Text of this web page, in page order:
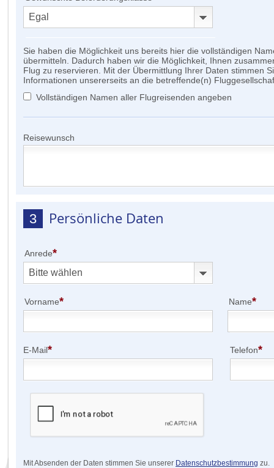
Sie haben die Möglichkeit uns bereits hier die vollständigen
übermitteln. Dadurch haben wir die Möglichkeit, Ihnen
Flug zu reservieren. Mit der Übermittlung Ihrer Daten stimmen
Informationen unsererseits an die betreffende(n)
Vollständigen Namen aller Flugreisenden angeben
Reisewunsch
3 Persönliche Daten
Anrede*
Vorname* Name*
E-Mail* Telefon*
Mit Absenden der Daten stimmen Sie unserer Datenschutzbestimmung zu.